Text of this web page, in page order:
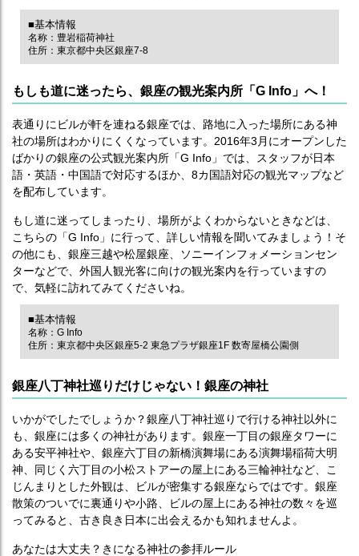
■基本情報
名称：豊岩稲荷神社
住所：東京都中央区銀座7-8
もしも道に迷ったら、銀座の観光案内所「G Info」へ！
表通りにビルが軒を連ねる銀座では、路地に入った場所にある神
社の場所はわかりにくくなっています。2016年3月にオープンした
ばかりの銀座の公式観光案内所「G Info」では、スタッフが日本
語・英語・中国語で対応するほか、8カ国語対応の観光マップなど
を配布しています。
もし道に迷ってしまったり、場所がよくわからないときなどは、
こちらの「G Info」に行って、詳しい情報を聞いてみましょう！そ
の他にも、銀座三越や松屋銀座、ソニーインフォメーションセン
ターなどで、外国人観光客に向けの観光案内を行っていますの
で、気軽に訪れてみてくださいね。
■基本情報
名称：G Info
住所：東京都中央区銀座5-2 東急プラザ銀座1F 数寄屋橋公園側
銀座八丁神社巡りだけじゃない！銀座の神社
いかがでしたでしょうか？銀座八丁神社巡りで行ける神社以外に
も、銀座には多くの神社があります。銀座一丁目の銀座タワーに
ある安平神社や、銀座六丁目の新橋演舞場にある演舞場稲荷大明
神、同じく六丁目の小松ストアーの屋上にある三輪神社など、こ
じんまりとした外観は、ビルが密集する銀座ならではです。銀座
散策のついでに裏通りや小路、ビルの屋上にある神社の数々を巡
ってみると、古き良き日本に出会えるかも知れませんよ。
あなたは大丈夫？きになる神社の参拝ルール